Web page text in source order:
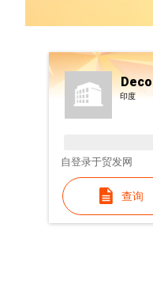
印度
自登录于贸发网
查询